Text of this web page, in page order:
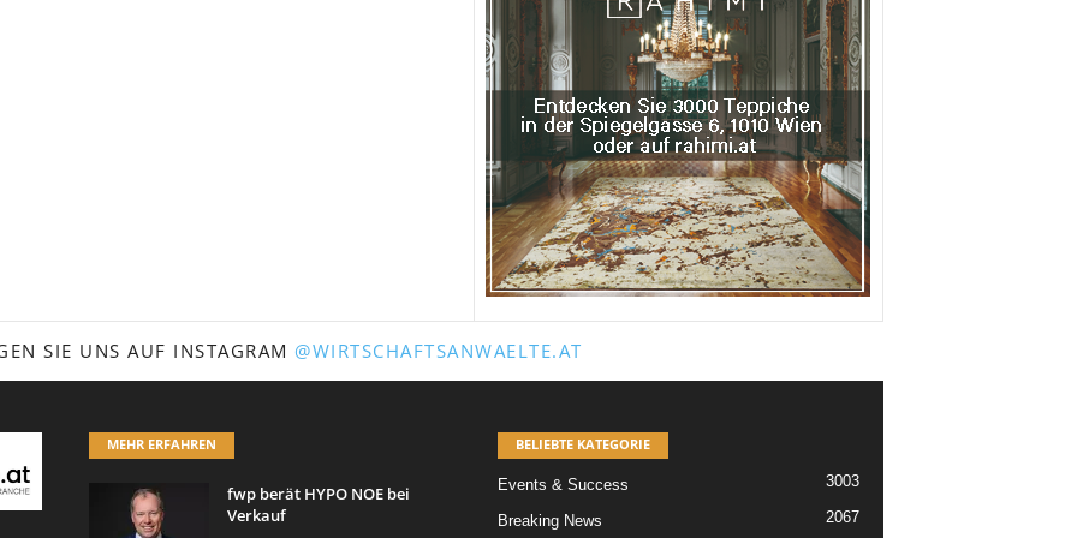
SIE UNS AUF INSTAGRAM @WIRTSCHAFTSANWAELTE.AT
MEHR ERFAHREN
fwp berät HYPO NOE bei
Verkauf
BELIEBTE KATEGORIE
Events & Success 3003
Breaking News 2067